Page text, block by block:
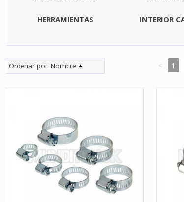
HERRAMIENTAS INTERIOR
Ordenar por: Nombre < 1